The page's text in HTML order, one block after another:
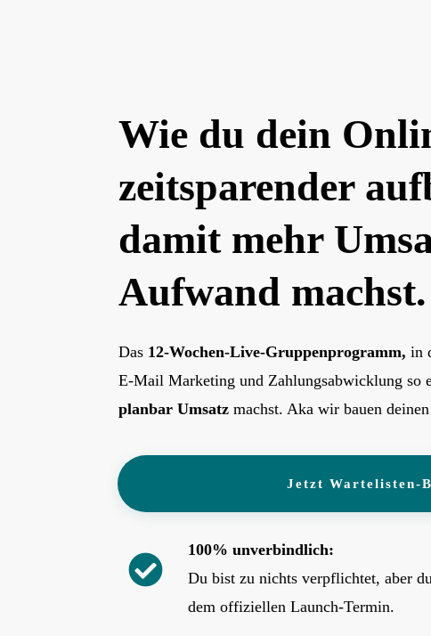
Wie du dein
zeitsparender
damit mehr
Aufwand machst.
Das 12-Wochen-Live-Gruppenprogramm, in
E-Mail Marketing und Zahlungsabwicklung so
planbar Umsatz machst. Aka wir bauen
Jetzt Wartelisten-
100% unverbindlich:
Du bist zu nichts verpflichtet, aber
dem offiziellen Launch-Termin.